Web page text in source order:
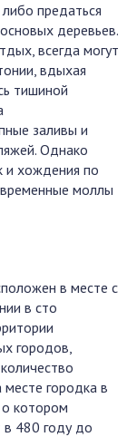
предаться
деревьев.
всегда могут
вдыхая
тишиной
заливы и
Однако
и хождения по
моллы
в месте с
в сто
городов,
городка в
о котором
в 480 году до